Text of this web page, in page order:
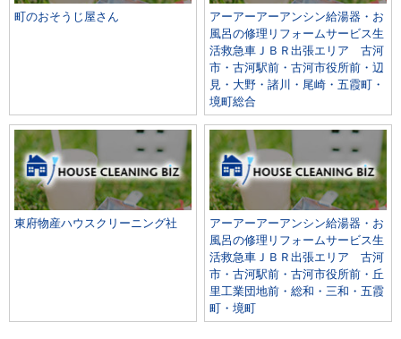
町のおそうじ屋さん
アーアーアーアンシン給湯器・お
風呂の修理リフォームサービス生
活救急車ＪＢＲ出張エリア 古河
市・古河駅前・古河市役所前・辺
見・大野・諸川・尾崎・五霞町・
境町総合
東府物産ハウスクリーニング社
アーアーアーアンシン給湯器・お
風呂の修理リフォームサービス生
活救急車ＪＢＲ出張エリア 古河
市・古河駅前・古河市役所前・丘
里工業団地前・総和・三和・五霞
町・境町